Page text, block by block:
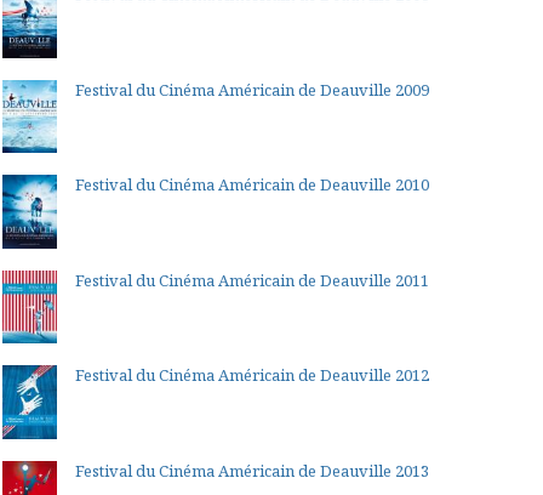
Festival du Cinéma Américain de Deauville 2009
Festival du Cinéma Américain de Deauville 2010
Festival du Cinéma Américain de Deauville 2011
Festival du Cinéma Américain de Deauville 2012
Festival du Cinéma Américain de Deauville 2013